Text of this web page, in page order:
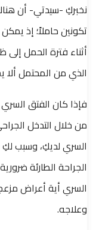
نخبركِ -سيدتي- أن هناك
تكونين حاملاً؛ إذ
أثناء فترة الحمل
الذي من المحتمل ألا
فإذا كان الفتق
من خلال التدخل
السري لديكِ، وسبب
الجراحة الطارئة
السري أية أعراض
وعلاجه.